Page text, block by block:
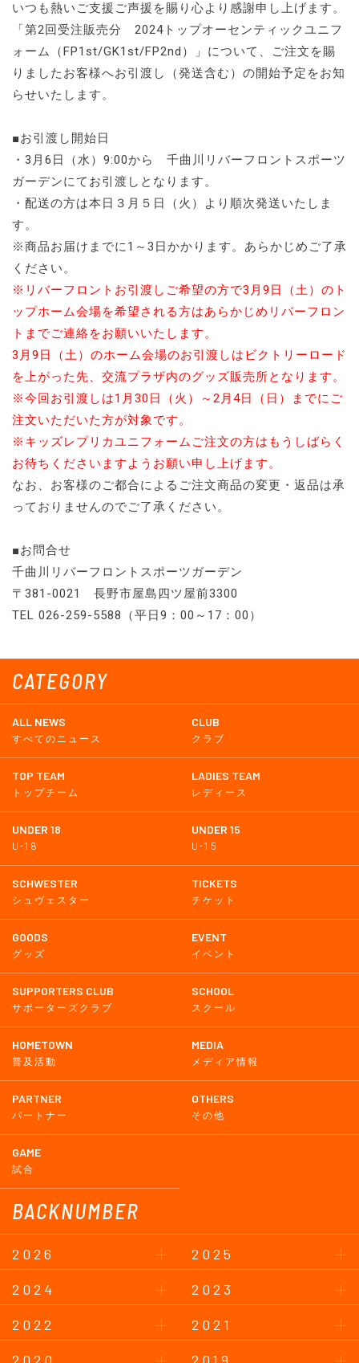
CATEGORY
ALL NEWS
すべてのニュース
CLUB
クラブ
TOP TEAM
トップチーム
LADIES TEAM
レディース
UNDER 18
U-18
UNDER 15
U-15
SCHWESTER
シュヴェスター
TICKETS
チケット
GOODS
グッズ
EVENT
イベント
SUPPORTERS CLUB
サポーターズクラブ
SCHOOL
スクール
HOMETOWN
普及活動
MEDIA
メディア情報
PARTNER
パートナー
OTHERS
その他
GAME
試合
BACKNUMBER
2026
2025
2024
2023
2022
2021
いつも熱いご支援ご声援を賜り心より感謝申し上げます。
「第2回受注販売分 2024トップオーセンティックユニフ
ォーム（FP1st/GK1st/FP2nd）」について、ご注文を賜
りましたお客様へお引渡し（発送含む）の開始予定をお知
らせいたします。
■お引渡し開始日
・3月6日（水）9:00から 千曲川リバーフロントスポーツ
ガーデンにてお引渡しとなります。
・配送の方は本日３月５日（火）より順次発送いたしま
す。
※商品お届けまでに1～3日かかります。あらかじめご了承
ください。
※リバーフロントお引渡しご希望の方で3月9日（土）のト
ップホーム会場を希望される方はあらかじめリバーフロン
トまでご連絡をお願いいたします。
3月9日（土）のホーム会場のお引渡しはビクトリーロード
を上がった先、交流プラザ内のグッズ販売所となります。
※今回お引渡しは1月30日（火）～2月4日（日）までにご
注文いただいた方が対象です。
※キッズレプリカユニフォームご注文の方はもうしばらく
お待ちくださいますようお願い申し上げます。
なお、お客様のご都合によるご注文商品の変更・返品は承
っておりませんのでご了承ください。
■お問合せ
千曲川リバーフロントスポーツガーデン
〒381-0021 長野市屋島四ツ屋前3300
TEL 026-259-5588（平日9：00～17：00）